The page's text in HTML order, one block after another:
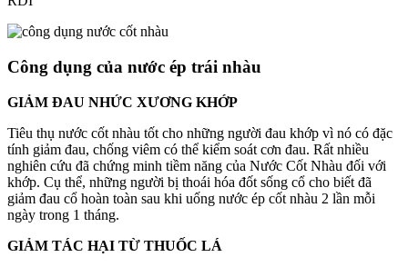
Công dụng của nước ép trái nhàu
GIẢM ĐAU NHỨC XƯƠNG KHỚP
Tiêu thụ nước cốt nhàu tốt cho những người đau khớp vì nó có đặc
tính giảm đau, chống viêm có thể kiểm soát cơn đau. Rất nhiều
nghiên cứu đã chứng minh tiềm năng của Nước Cốt Nhàu đối với
khớp. Cụ thể, những người bị thoái hóa đốt sống cổ cho biết đã
giảm đau cổ hoàn toàn sau khi uống nước ép cốt nhàu 2 lần mỗi
ngày trong 1 tháng.
GIẢM TÁC HẠI TỪ THUỐC LÁ